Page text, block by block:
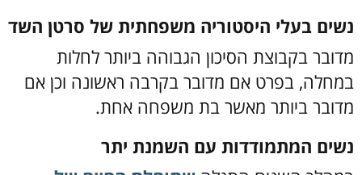
נשים בעלי היסטוריה משפחתית של סרטן השד
מדובר בקבוצת הסיכון הגבוהה ביותר לחלות
במחלה, בפרט אם מדובר בקרבה ראשונה וכן אם
מדובר ביותר מאשר בת משפחה אחת.
נשים המתמודדות עם השמנת יתר